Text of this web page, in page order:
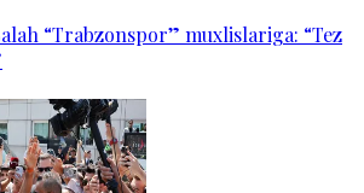
“Trabzonspor” muxlislariga: “Tez